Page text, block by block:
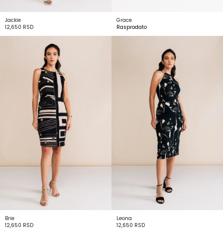
Jackie
12,650 RSD
Grace
Rasprodato
Brie
12,650 RSD
Leona
12,650 RSD